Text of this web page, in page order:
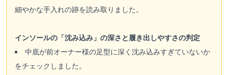
細やかな手入れの跡を読み取りました。
インソールの「沈み込み」の深さと履き出しやすさの判定
中底が前オーナー様の足型に深く沈み込みすぎていないか
をチェックしました。